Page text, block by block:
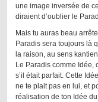
une image inversée de
diraient d’oublier le
Mais tu auras beau
Paradis sera toujours là
la raison, au sens
Le Paradis comme Idée,
s’il était parfait. Cette
ne te plait pas en lui, et
réalisation de ton Idée